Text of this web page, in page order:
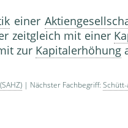
einer
zeitgleich mit einer
zur Kapitalerhöhung
| Nächster Fachbegriff: